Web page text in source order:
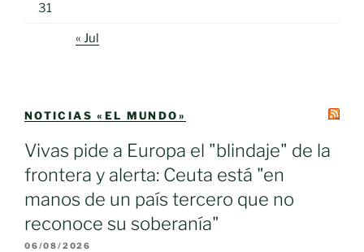
31
« Jul
NOTICIAS «EL MUNDO»
Vivas pide a Europa el "blindaje" de la
frontera y alerta: Ceuta está "en
manos de un país tercero que no
reconoce su soberanía"
06/08/2026